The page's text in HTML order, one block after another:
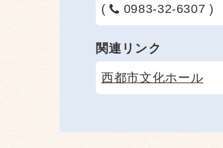
(
0983-32-6307 )
関連リンク
西都市文化ホール